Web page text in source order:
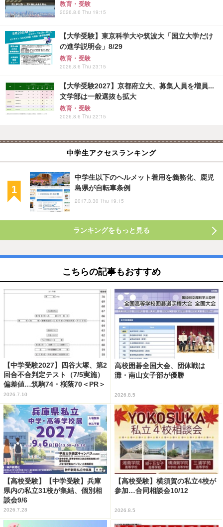
教育・受験
2026.8.6 Thu 19:15
【大学受験】東京科学大や筑波大「国立大学だけ
の進学説明会」8/29
教育・受験
2026.8.6 Thu 23:15
【大学受験2027】京都府立大、募集人員を増員...
文学部は一般選抜も拡大
教育・受験
2026.8.6 Thu 22:15
中学生アクセスランキング
中学生以下のヘルメット着用を義務化、鹿児
島県が自転車条例
2017.3.30 Thu 19:15
ランキングをもっと見る
こちらの記事もおすすめ
【中学受験2027】四谷大塚、第2
回合不合判定テスト（7/5実施）
偏差値…筑駒74・桜蔭70＜PR＞
2026.7.10
高校囲碁全国大会、団体戦は
灘・南山女子部が優勝
2026.8.5
【高校受験】【中学受験】兵庫
県内の私立31校が集結、個別相
談会9/6
2026.7.28
【高校受験】横須賀の私立4校が
参加…合同相談会10/12
2026.8.5